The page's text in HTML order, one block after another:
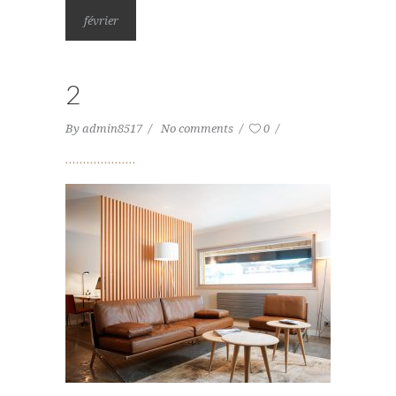
février
2
By admin8517 No comments 0